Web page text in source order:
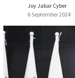
Joy Jabar Cyber
6 September 2024